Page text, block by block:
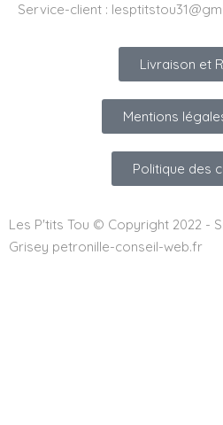
Service-client :
Livraison et
Mentions
Politique des
Les P'tits Tou © Copyright 2022 -
Grisey petronille-conseil-web.fr